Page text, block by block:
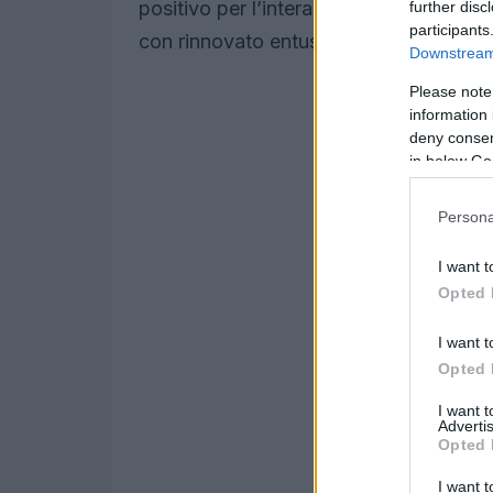
further
Please
information
deny
in below
I want
Opted
I want
Opted
I want
Opted
I want
positivo per l’intera squadra italiana,
con rinnovato entusiasmo.